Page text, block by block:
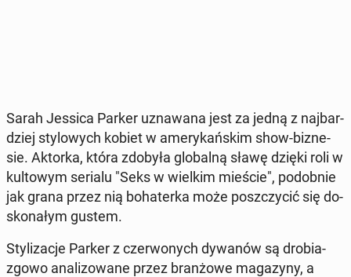
Sarah Jessica Parker uzna­wa­na jest za jedną z naj­bar­
dziej sty­lo­wych kobiet w ame­ry­kań­skim show-biz­ne­
sie. Aktorka, która zdobyła glo­bal­ną sławę dzięki roli w
kul­to­wym serialu "Seks w wielkim mieście", po­dob­nie
jak grana przez nią bo­ha­ter­ka może po­szczy­cić się do­
sko­na­łym gustem.
Sty­li­za­cje Parker z czer­wo­nych dywanów są dro­bia­
zgo­wo ana­li­zo­wa­ne przez bran­żo­we ma­ga­zy­ny, a